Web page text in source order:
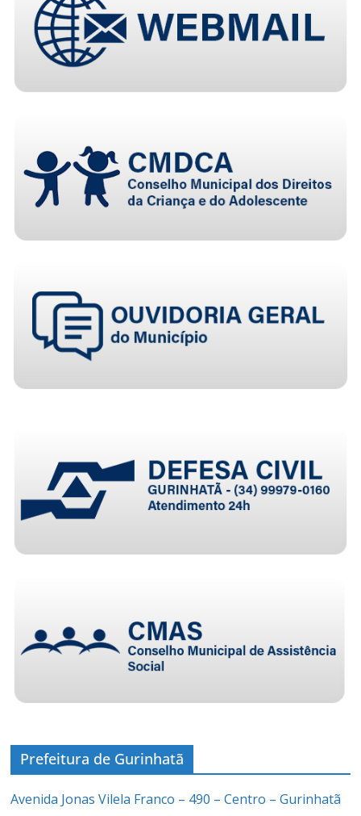
Prefeitura de Gurinhatã
Avenida Jonas Vilela Franco – 490 – Centro – Gurinhatã